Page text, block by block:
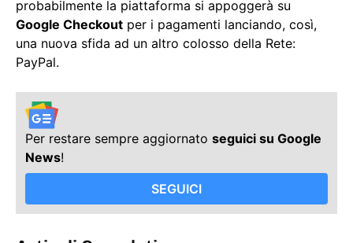
probabilmente la piattaforma si appoggerà su
Google Checkout per i pagamenti lanciando, così,
una nuova sfida ad un altro colosso della Rete:
PayPal.
Per restare sempre aggiornato seguici su Google
News!
SEGUICI